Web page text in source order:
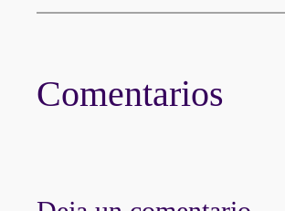
Comentarios